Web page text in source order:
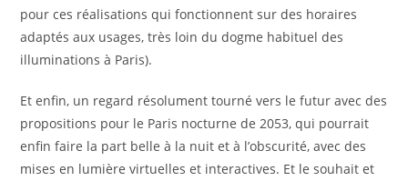
pour ces réalisations qui fonctionnent sur des horaires
adaptés aux usages, très loin du dogme habituel des
illuminations à Paris).
Et enfin, un regard résolument tourné vers le futur avec des
propositions pour le Paris nocturne de 2053, qui pourrait
enfin faire la part belle à la nuit et à l’obscurité, avec des
mises en lumière virtuelles et interactives. Et le souhait et